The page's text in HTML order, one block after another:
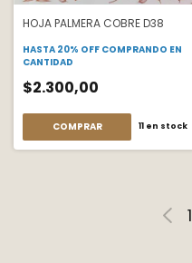
HOJA PALMERA COBRE D38
HASTA 20% OFF COMPRANDO EN
CANTIDAD
$2.300,00
COMPRAR 11en stock
1